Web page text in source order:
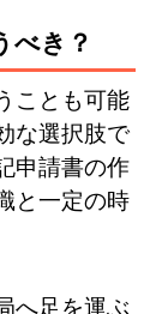
べき？
ことも可能
な選択肢で
申請書の作
と一定の時
へ足を運ぶ